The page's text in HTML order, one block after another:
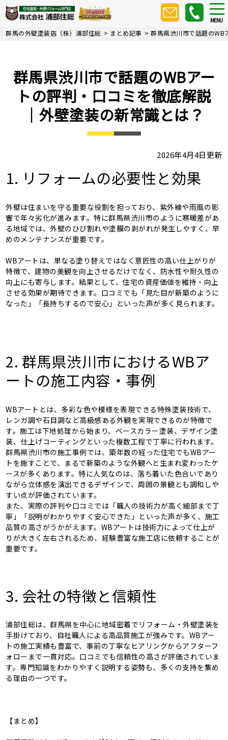
Skip
to
content
MENU
群馬の外壁塗装店（株）浦部住総 > まとめ記事 >群馬県渋川市で話題のWB
群馬県渋川市で話題のWBアー
トの評判・口コミを徹底解説
｜外壁塗装の新常識とは？
2026年4月4日更新
1. リフォームの必要性と効果
外壁は住まいを守る重要な役割を担っており、紫外線や雨風の影
響で年々劣化が進みます。特に群馬県渋川市のように寒暖差があ
る地域では、外壁のひび割れや塗膜の剥がれが発生しやすく、早
めのメンテナンスが重要です。
WBアートは、単なる塗り替えではなく意匠性の高い仕上がりが
特徴で、建物の美観を向上させるだけでなく、防水性や耐久性の
向上にも寄与します。結果として、住宅の資産価値を維持・向上
させる効果が期待できます。口コミでも「見た目が新築のように
なった」「長持ちするので安心」といった声が多く見られます。
2. 群馬県渋川市におけるWBア
ートの施工内容・事例
WBアートとは、多彩な色や模様を表現できる特殊塗装技術で、
レンガ調や石目調など高級感ある外観を実現できるのが特徴で
す。施工は下地処理から始まり、ベースカラー塗装、デザイン塗
装、仕上げコーティングといった複数工程で丁寧に行われます。
群馬県渋川市の施工事例では、築年数の経った住宅でもWBアー
トを施すことで、まるで新築のような外観へと生まれ変わったケ
ースが多くあります。特に人気なのは、落ち着いた色合いであり
ながら立体感を演出できるデザインで、周囲の景観とも調和しや
すい点が評価されています。
また、実際の評判や口コミでは「職人の技術力が高く細部まで丁
寧」「説明がわかりやすく安心できた」といった声が多く、施工
品質の高さがうかがえます。WBアートは技術力によって仕上が
りが大きく左右されるため、経験豊富な施工店に依頼することが
重要です。
3. 会社の特徴と信頼性
浦部住総は、群馬県を中心に地域密着でリフォーム・外壁塗装を
手掛けており、自社職人による高品質施工が強みです。WBアー
トの施工実績も豊富で、事前の丁寧なヒアリングからアフターフ
ォローまで一貫対応。口コミでも信頼性の高さが評価されていま
す。専門知識をわかりやすく説明する姿勢も、多くの支持を集め
る理由の一つです。
【まとめ】